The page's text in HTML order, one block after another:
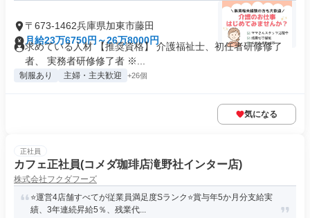
〒673-1462兵庫県加東市藤田
月給23万6750円～26万8000円
求めている人材 【推奨資格】 介護福祉士、初任者研修修了
者、 実務者研修修了者 ※...
制服あり 主婦・主夫歓迎 +26個
気になる
正社員
カフェ正社員(コメダ珈琲店滝野社インター店)
株式会社フクダフーズ
⭐運営4店舗すべてが従業員満足度Sランク⭐賞与年5か月分支給実
績、3年連続昇給5％、残業代...